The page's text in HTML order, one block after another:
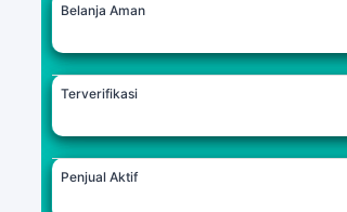
Belanja Aman
Terverifikasi
Penjual Aktif